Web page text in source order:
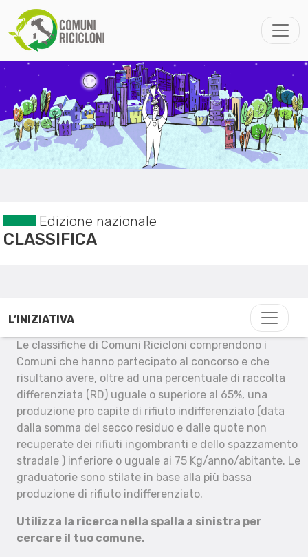
Edizione nazionale
CLASSIFICA
L’INIZIATIVA
Le classifiche di Comuni Ricicloni comprendono i
Comuni che hanno partecipato al concorso e che
risultano avere, oltre ad una percentuale di raccolta
differenziata (RD) uguale o superiore al 65%, una
produzione pro capite di rifiuto indifferenziato (data
dalla somma del secco residuo e dalle quote non
recuperate dei rifiuti ingombranti e dello spazzamento
stradale ) inferiore o uguale ai 75 Kg/anno/abitante. Le
graduatorie sono stilate in base alla più bassa
produzione di rifiuto indifferenziato.
Utilizza la ricerca nella spalla a sinistra per
cercare il tuo comune.